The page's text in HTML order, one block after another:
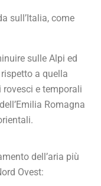
sull’Italia, come
sulle Alpi ed
a quella
e temporali
Romagna
dell’aria più
Ovest: